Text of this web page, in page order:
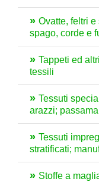
Ovatte, feltri
spago, corde e
Tappeti ed
tessili
Tessuti
arazzi;
Tessuti
stratificati;
Stoffe a